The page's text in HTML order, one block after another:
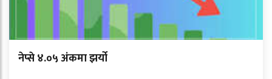
नेप्से ४.०५ अंकमा झर्यो